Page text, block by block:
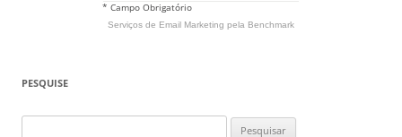
* Campo Obrigatório
Serviços de Email Marketing pela Benchmark
PESQUISE